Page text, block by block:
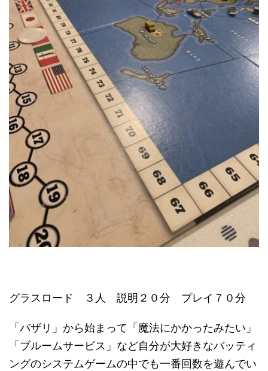
グラスロード ３人 説明２０分 プレイ７０分
「バザリ」から始まって「魔法にかかったみたい」
「ブルームサービス」など自分が大好きなバッティ
ングのシステムゲームの中でも一番回数を遊んでい